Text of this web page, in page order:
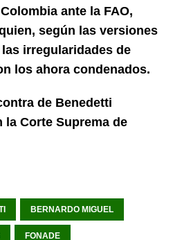
ante la FAO,
según las versiones
irregularidades de
los ahora condenados.
de Benedetti
Corte Suprema de
BERNARDO MIGUEL
FONADE